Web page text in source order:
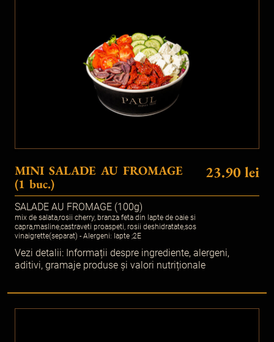
23.90 lei
MINI SALADE AU FROMAGE
(1 buc.)
SALADE AU FROMAGE (100g)
mix de salata,rosii cherry, branza feta din lapte de oaie si
capra,masline,castraveti proaspeti, rosii deshidratate,sos
vinaigrette(separat) - Alergeni: lapte ;2E
Vezi detalii: Informații despre ingrediente, alergeni,
aditivi, gramaje produse și valori nutriționale